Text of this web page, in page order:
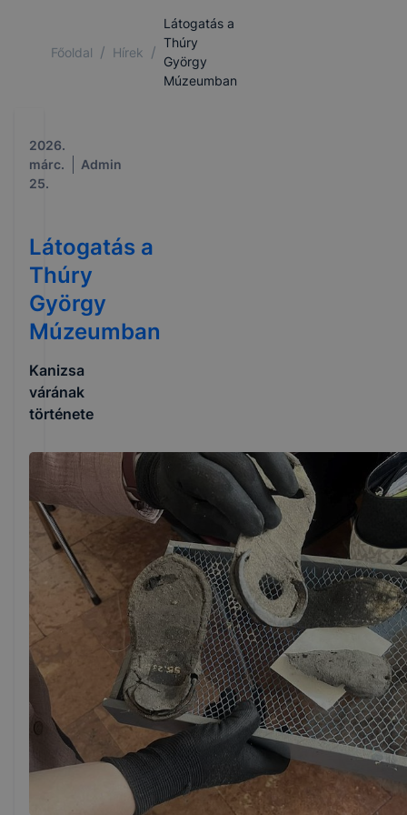
Főoldal / Hírek /
Látogatás a
Thúry
György
Múzeumban
2026.
márc.
25.
Admin
Látogatás a
Thúry
György
Múzeumban
Kanizsa
várának
története